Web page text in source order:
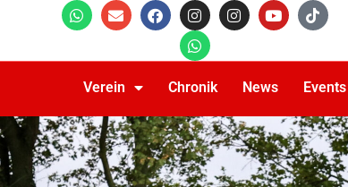
Verein Chronik News Events